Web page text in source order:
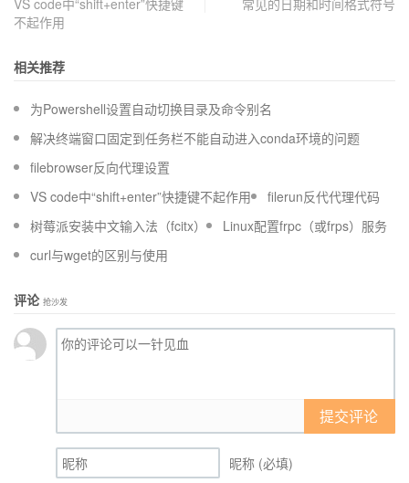
VS code中“shift+enter”快捷键
不起作用
常见的日期和时间格式符号
相关推荐
为Powershell设置自动切换目录及命令别名
解决终端窗口固定到任务栏不能自动进入conda环境的问题
filebrowser反向代理设置
VS code中“shift+enter”快捷键不起作用
filerun反代代理代码
树莓派安装中文输入法（fcitx）
Linux配置frpc（或frps）服务
curl与wget的区别与使用
评论 抢沙发
提交评论
昵称 (必填)